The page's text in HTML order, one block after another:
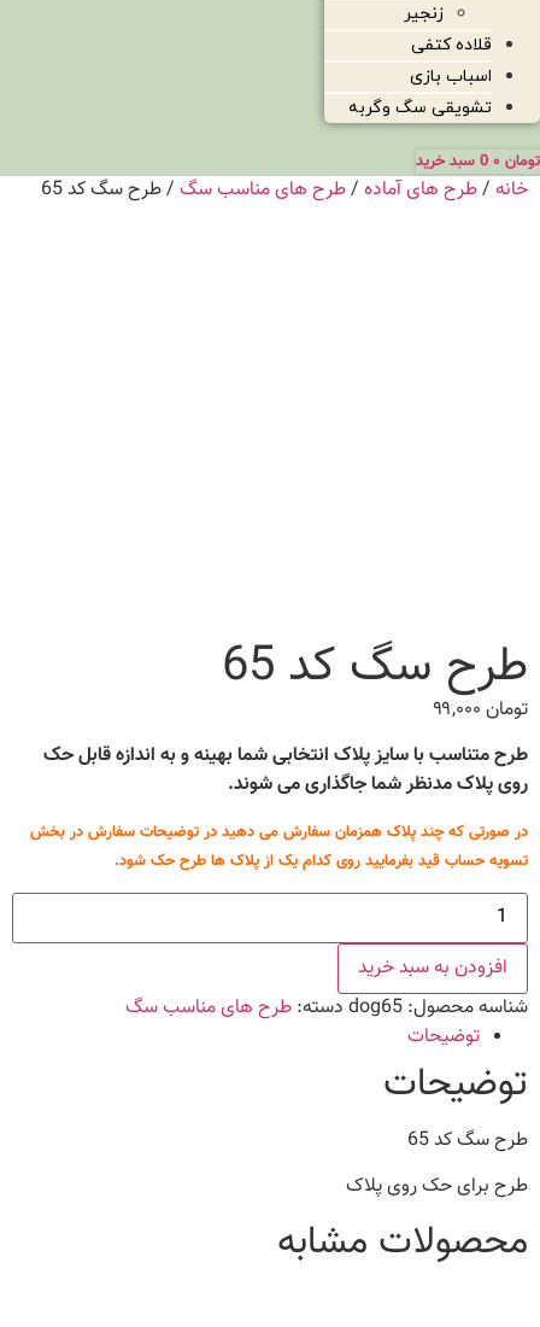
زنجیر
قلاده کتفی
اسباب بازی
تشویقی سگ وگربه
تومان 0 سبد خرید
خانه /طرح های آماده /طرح های مناسب سگ / طرح سگ کد 65
طرح سگ کد 65
تومان
طرح متناسب با سایز پلاک انتخابی شما بهینه و به اندازه قابل حک
روی پلاک مدنظر شما جاگذاری می شوند.
در صورتی که چند پلاک همزمان سفارش می دهید در توضیحات سفارش در بخش
تسویه حساب قید بفرمایید روی کدام یک از پلاک ها طرح حک شود.
طرح
سگ
کد
عددافزودن به سبد خرید
شناسه محصول: dog65 دسته: طرح های مناسب سگ
توضیحات
توضیحات
طرح سگ کد 65
طرح برای حک روی پلاک
محصولات مشابه